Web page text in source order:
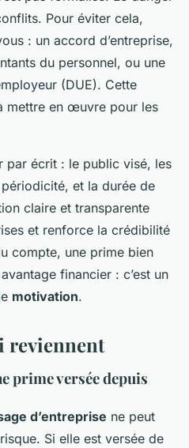
Pour éviter cela,
: un accord d’entreprise,
du personnel, ou une
(DUE). Cette
mettre en œuvre pour les
par écrit : le public visé, les
et la durée de
claire et transparente
et renforce la crédibilité
compte, une prime bien
financier : c’est un
motivation.
reviennent
prime versée depuis
d’entreprise ne peut
Si elle est versée de